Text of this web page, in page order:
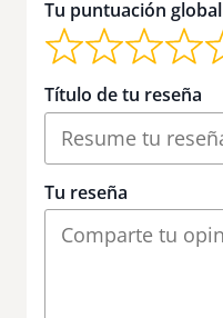
Tu puntuación global
Título de tu reseña
Tu reseña